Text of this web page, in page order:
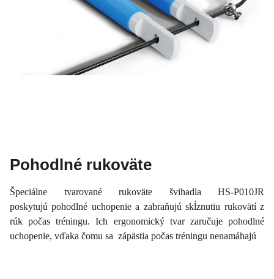
Pohodlné rukoväte
Špeciálne tvarované rukoväte švihadla HS-P010JR
poskytujú pohodlné uchopenie a zabraňujú skĺznutiu rukovätí z
rúk počas tréningu. Ich ergonomický tvar zaručuje pohodlné
uchopenie, vďaka čomu sa zápästia počas tréningu nenamáhajú